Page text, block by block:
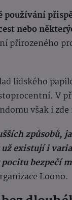
používání
nebo
přirozeného
lidského
V
však i
způsobů,
existují i
bezpečí
Loono.